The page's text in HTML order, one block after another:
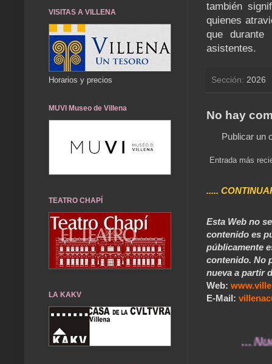
también
quienes
que durante
asistentes.
Sección: 2026
No hay
Publicar un
Entrada más
.....
Esta Web no
contenido es
públicamente
contenido. No
nueva a partir
Web:
E-Mail:
... Nuestros
VISITAS A VILLENA
Horarios y precios
MUVI Museo de Villena
TEATRO CHAPÍ
LA KAKV